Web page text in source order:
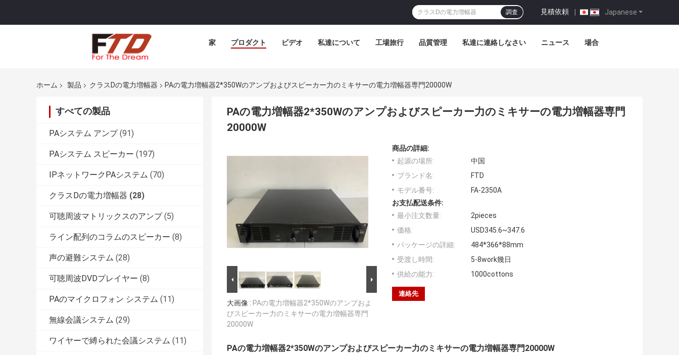
Japanese
見積依頼 |
調査
家 プロダクト ビデオ 私達について 工場旅行 品質管理 私達に連絡しなさい ニュース 場合
ホーム 製品 クラスDの電力増幅器 PAの電力増幅器2*350Wのアンプおよびスピーカー力のミキサーの電力増幅器専門20000W
すべての製品
PAシステム アンプ (91)
PAシステム スピーカー (197)
IPネットワークPAシステム (70)
クラスDの電力増幅器 (28)
可聴周波マトリックスのアンプ (5)
ライン配列のコラムのスピーカー (8)
声の避難システム (28)
可聴周波DVDプレイヤー (8)
PAのマイクロフォン システム (11)
無線会議システム (29)
ワイヤーで縛られた会議システム (11)
PAの電力増幅器2*350Wのアンプおよびスピーカー力のミキサーの電力増幅器専門
20000W
大画像 : PAの電力増幅器2*350Wのアンプおよ
びスピーカー力のミキサーの電力増幅器専門
20000W
商品の詳細:
起源の場所:
中国
ブランド名:
FTD
モデル番号:
FA-2350A
お支払配送条件:
最小注文数量:
2pieces
価格:
USD345.6~347.6
パッケージの詳細:
484*366*88mm
受渡し時間:
5-8work幾日
供給の能力:
1000cottons
連絡先
PAの電力増幅器2*350Wのアンプおよびスピーカー力のミキサーの電力増幅器専門20000W